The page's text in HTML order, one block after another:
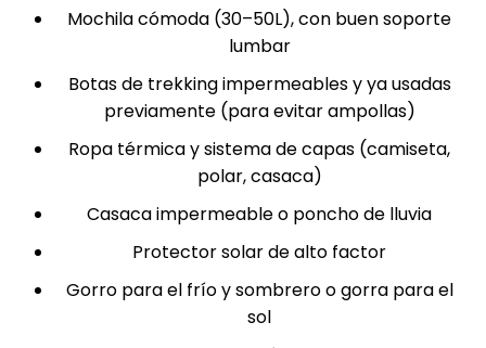
Mochila cómoda (30–50L), con buen soporte
lumbar
Botas de trekking impermeables y ya usadas
previamente (para evitar ampollas)
Ropa térmica y sistema de capas (camiseta,
polar, casaca)
Casaca impermeable o poncho de lluvia
Protector solar de alto factor
Gorro para el frío y sombrero o gorra para el
sol